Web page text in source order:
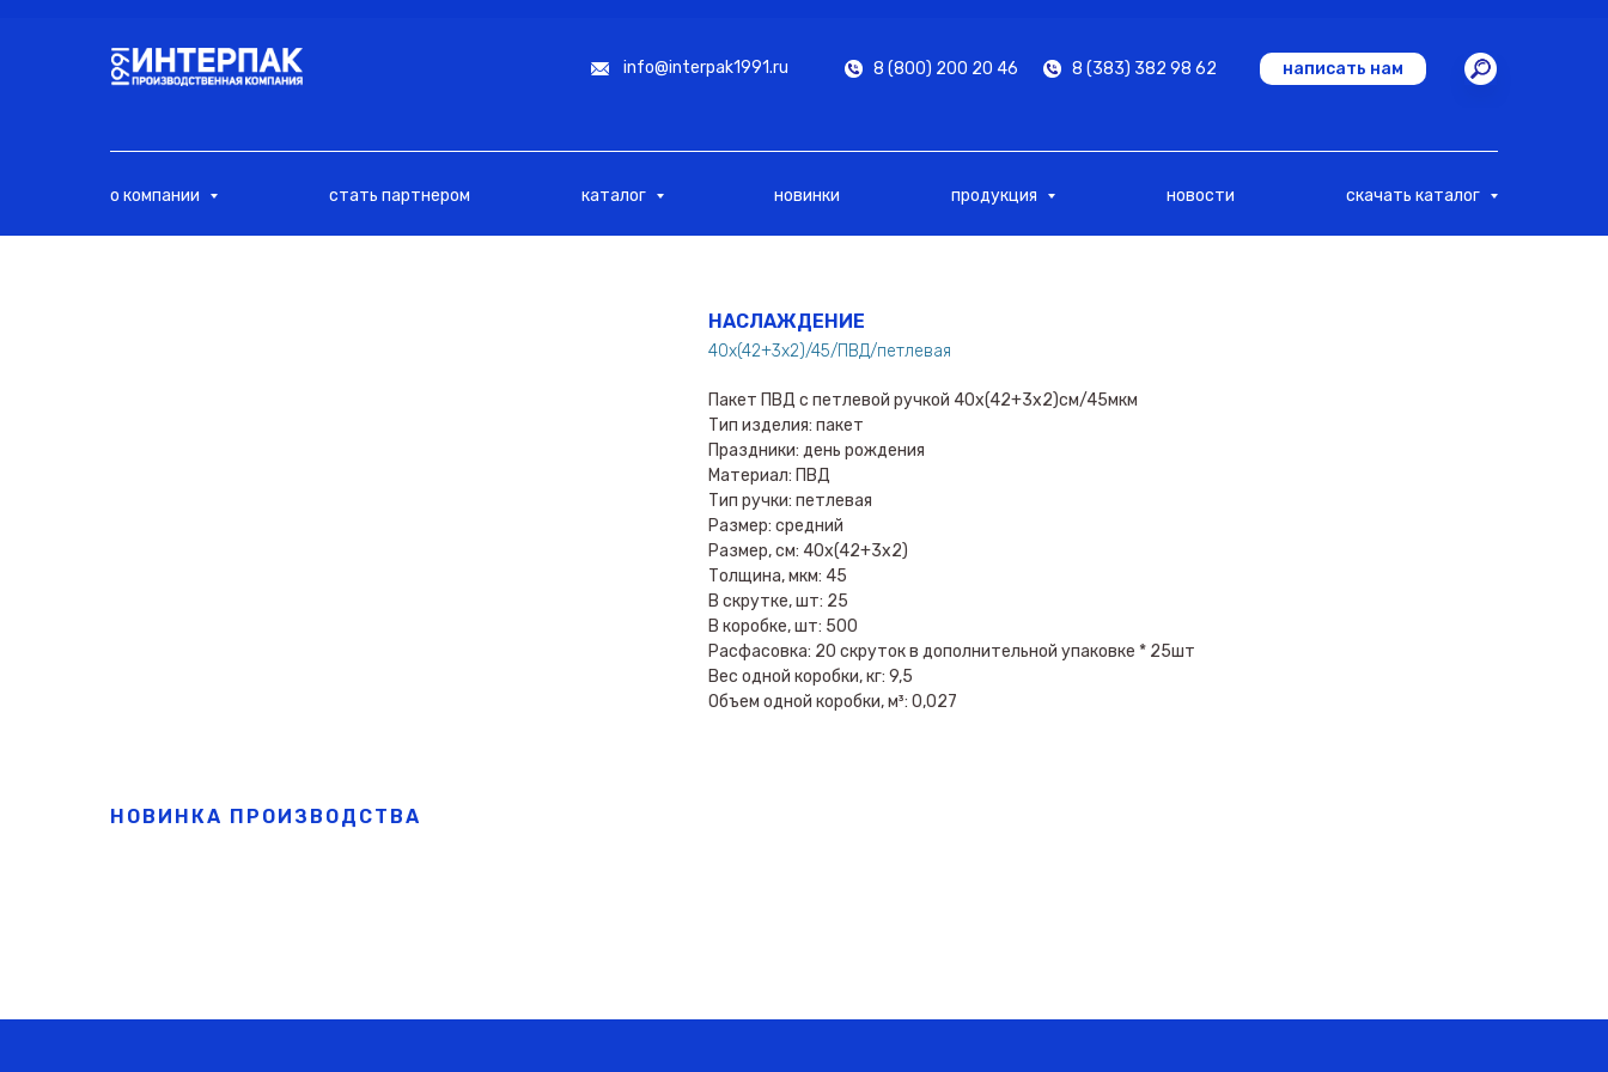
написать нам
info@interpak1991.ru 8 (800) 200 20 46 8 (383) 382 98 62
о компании стать партнером каталог новинки продукция новости скачать каталог
НАСЛАЖДЕНИЕ
40х(42+3х2)/45/ПВД/петлевая
Пакет ПВД с петлевой ручкой 40х(42+3х2)см/45мкм
Тип изделия: пакет
Праздники: день рождения
Материал: ПВД
Тип ручки: петлевая
Размер: средний
Размер, см: 40х(42+3х2)
Толщина, мкм: 45
В скрутке, шт: 25
В коробке, шт: 500
Расфасовка: 20 скруток в дополнительной упаковке * 25шт
Вес одной коробки, кг: 9,5
Объем одной коробки, м³: 0,027
НОВИНКА ПРОИЗВОДСТВА